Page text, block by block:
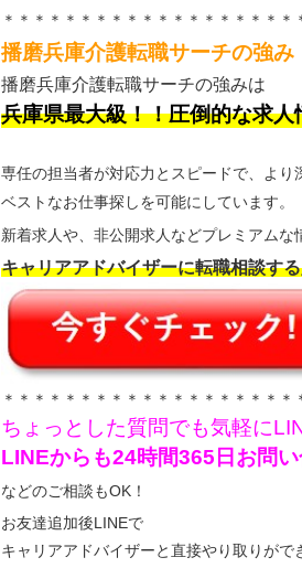
＊＊＊＊＊＊＊＊＊＊＊＊＊＊＊＊＊＊＊
播磨兵庫介護転職サーチの強み
播磨兵庫介護転職サーチの強みは
兵庫県最大級！！圧倒的な求
専任の担当者が対応力とスピードで、より
ベストなお仕事探しを可能にしています。
新着求人や、非公開求人などプレミアムな
キャリアアドバイザーに転職相談す
＊＊＊＊＊＊＊＊＊＊＊＊＊＊＊＊＊＊＊
ちょっとした質問でも気軽に
LINEからも24時間365日お問い
などのご相談もOK！
お友達追加後LINEで
キャリアアドバイザーと直接やり取りがで